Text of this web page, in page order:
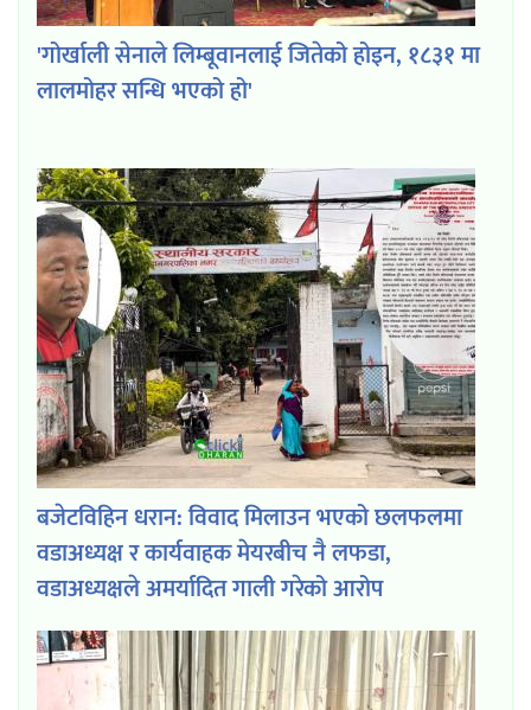
'गोर्खाली सेनाले लिम्बूवानलाई जितेको होइन, १८३१ मा
लालमोहर सन्धि भएको हो'
बजेटविहिन धरान: विवाद मिलाउन भएको छलफलमा
वडाअध्यक्ष र कार्यवाहक मेयरबीच नै लफडा,
वडाअध्यक्षले अमर्यादित गाली गरेको आरोप